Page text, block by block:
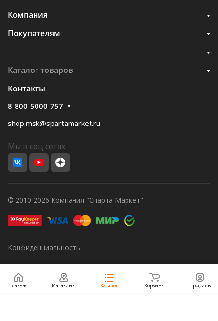
Компания
Покупателям
Каталог товаров
Контакты
8-800-5000-757
shop.msk@spartamarket.ru
Мы в соц сетях
© 2010-2026 Компания "Спарта Маркет"
Конфиденциальность
Главная Магазины Каталог Корзина Профиль